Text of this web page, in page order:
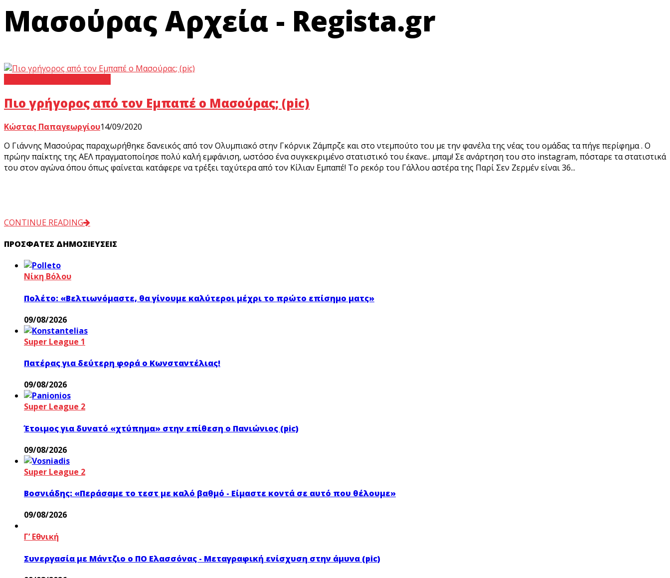
Μασούρας Αρχεία - Regista.gr
Πιο γρήγορος από τον Εμπαπέ ο Μασούρας; (pic)
Κώστας Παπαγεωργίου14/09/2020
Ο Γιάννης Μασούρας παραχωρήθηκε δανεικός από τον Ολυμπιακό στην Γκόρνικ Ζάμπρζε και στο ντεμπούτο του με την φανέλα της νέας του ομάδας τα πήγε περίφημα . Ο
πρώην παίκτης της ΑΕΛ πραγματοποίησε πολύ καλή εμφάνιση, ωστόσο ένα συγκεκριμένο στατιστικό του έκανε.. μπαμ! Σε ανάρτηση του στο instagram, πόσταρε τα στατιστικά
του στον αγώνα όπου όπως φαίνεται κατάφερε να τρέξει ταχύτερα από τον Κίλιαν Εμπαπέ! Το ρεκόρ του Γάλλου αστέρα της Παρί Σεν Ζερμέν είναι 36...
CONTINUE READING
ΠΡΌΣΦΑΤΕΣ ΔΗΜΟΣΙΕΎΣΕΙΣ
Νίκη Βόλου
Πολέτο: «Βελτιωνόμαστε, θα γίνουμε καλύτεροι μέχρι το πρώτο επίσημο ματς»
09/08/2026
Super League 1
Πατέρας για δεύτερη φορά ο Κωνσταντέλιας!
09/08/2026
Super League 2
Έτοιμος για δυνατό «χτύπημα» στην επίθεση ο Πανιώνιος (pic)
09/08/2026
Super League 2
Βοσνιάδης: «Περάσαμε το τεστ με καλό βαθμό - Είμαστε κοντά σε αυτό που θέλουμε»
09/08/2026
Γ’ Εθνική
Συνεργασία με Μάντζιο ο ΠΟ Ελασσόνας - Μεταγραφική ενίσχυση στην άμυνα (pic)